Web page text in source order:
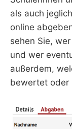
als auch
online
sehen Sie,
und wer
außerdem,
bewertet oder